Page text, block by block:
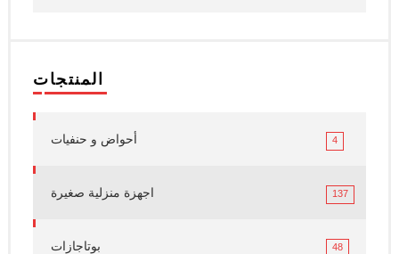
المنتجات
أحواض و حنفيات 4
اجهزة منزلية صغيرة 137
بوتاجازات 48